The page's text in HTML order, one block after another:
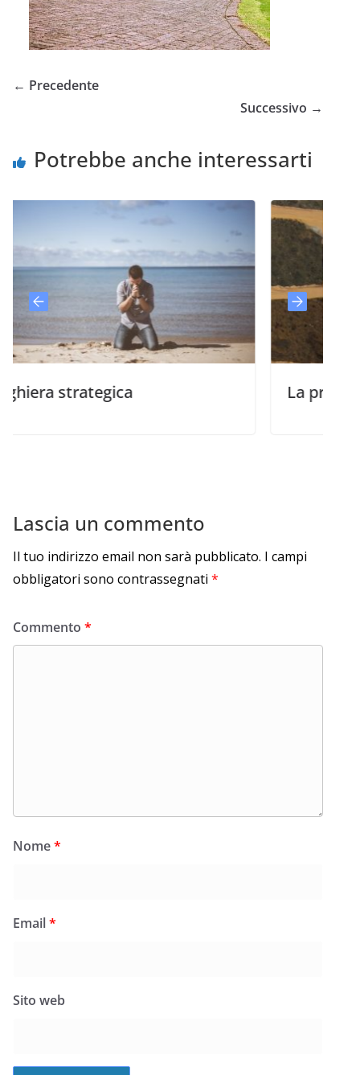
← Precedente
Successivo →
Potrebbe anche interessarti
La preghiera
Lascia un commento
Il tuo indirizzo email non sarà pubblicato. I campi
obbligatori sono contrassegnati *
Commento *
Nome*
Email*
Sito web